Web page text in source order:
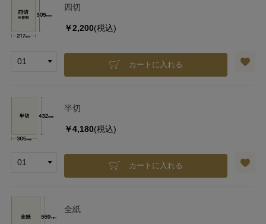
四切
￥2,200(税込)
カートに入れる
半切
￥4,180(税込)
カートに入れる
全紙